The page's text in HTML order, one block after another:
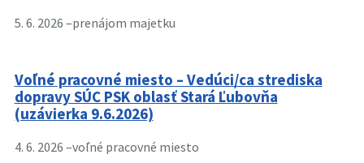
5. 6. 2026 –prenájom majetku
Voľné pracovné miesto – Vedúci/ca strediska
dopravy SÚC PSK oblasť Stará Ľubovňa
(uzávierka 9.6.2026)
4. 6. 2026 –voľné pracovné miesto